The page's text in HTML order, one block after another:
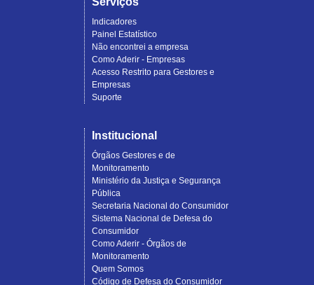
Indicadores
Painel Estatístico
Não encontrei a empresa
Como Aderir - Empresas
Acesso Restrito para Gestores e
Empresas
Suporte
Institucional
Órgãos Gestores e de
Monitoramento
Ministério da Justiça e Segurança
Pública
Secretaria Nacional do Consumidor
Sistema Nacional de Defesa do
Consumidor
Como Aderir - Órgãos de
Monitoramento
Quem Somos
Código de Defesa do Consumidor